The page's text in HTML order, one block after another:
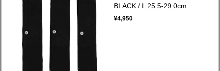
BLACK / L 25.5-29.0cm
¥4,950